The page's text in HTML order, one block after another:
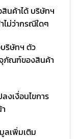
นค้าได้ บริษัทฯ
ไม่ว่ากรณีใดๆ
ริษัทฯ ตัว
ภัณฑ์ของสินค้า
งเงื่อนไขการ
ลเพิ่มเติม